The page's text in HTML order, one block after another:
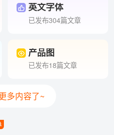
英文字体
已发布304篇文章
产品图
已发布18篇文章
多内容了~